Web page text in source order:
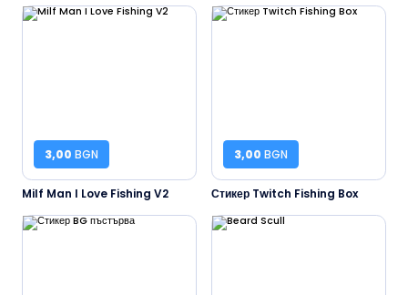
3,00 BGN
Milf Man I Love Fishing V2
3,00 BGN
Стикер Twitch Fishing Box